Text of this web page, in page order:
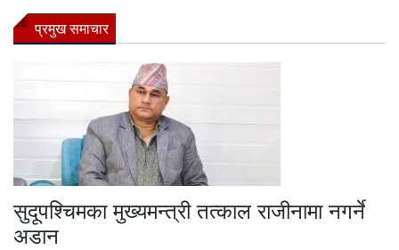
प्रमुख समाचार
सुदूपश्चिमका मुख्यमन्त्री तत्काल राजीनामा नगर्ने
अडान